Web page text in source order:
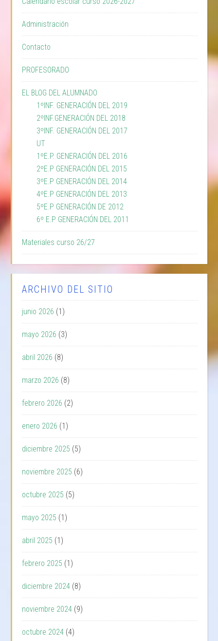
Administración
Contacto
PROFESORADO
EL BLOG DEL ALUMNADO
1ºINF. GENERACIÓN DEL 2019
2ºINF.GENERACIÓN DEL 2018
3ºINF. GENERACIÓN DEL 2017
UT
1ºE.P. GENERACIÓN DEL 2016
2ºE.P GENERACIÓN DEL 2015
3ºE.P GENERACIÓN DEL 2014
4ºE.P GENERACIÓN DEL 2013
5ºE.P GENERACIÓN DE 2012
6º E.P GENERACIÓN DEL 2011
Materiales curso 26/27
ARCHIVO DEL SITIO
junio 2026 (1)
mayo 2026 (3)
abril 2026 (8)
marzo 2026 (8)
febrero 2026 (2)
enero 2026 (1)
diciembre 2025 (5)
noviembre 2025 (6)
octubre 2025 (5)
mayo 2025 (1)
abril 2025 (1)
febrero 2025 (1)
diciembre 2024 (8)
noviembre 2024 (9)
octubre 2024 (4)